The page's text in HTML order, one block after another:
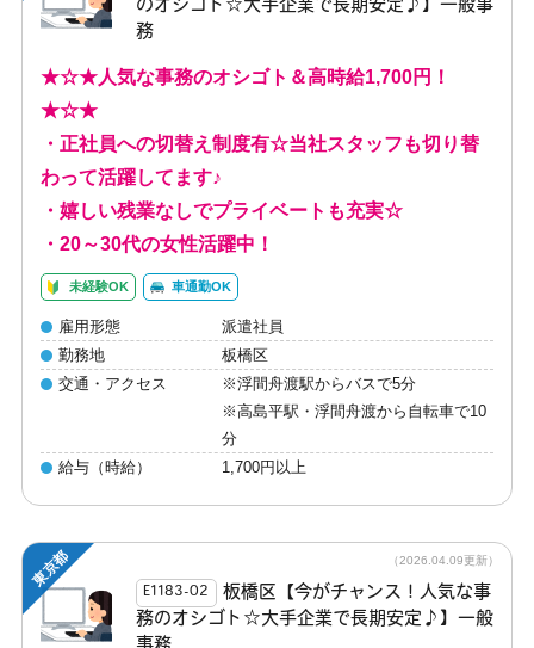
のオシゴト☆大手企業で長期安定♪】一般事
務
★☆★人気な事務のオシゴト＆高時給1,700円！
★☆★
・正社員への切替え制度有☆当社スタッフも切り替
わって活躍してます♪
・嬉しい残業なしでプライベートも充実☆
・20～30代の女性活躍中！
未経験OK 車通勤OK
雇用形態
派遣社員
勤務地
板橋区
交通・アクセス
※浮間舟渡駅からバスで5分
※高島平駅・浮間舟渡から自転車で10
分
給与（時給）
1,700円以上
E1183-02
板橋区【今がチャンス！人気な事
務のオシゴト☆大手企業で長期安定♪】一般
（2026.04.09更新）
東京都